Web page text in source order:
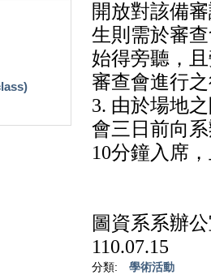
開放對該備
生則需於審
始得旁聽，
審查會進行
3. 由於場地
會三日前向
10分鐘入席
圖資系系辦
110.07.15
分類: 學術活動